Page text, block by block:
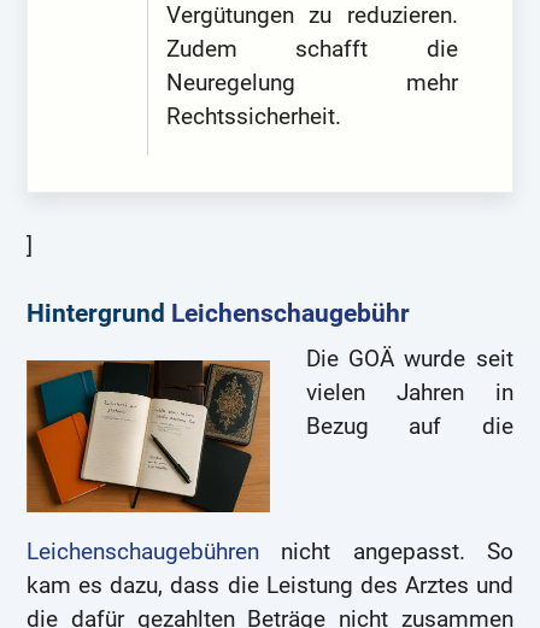
Vergütungen zu reduzieren.
Zudem schafft die
Neuregelung mehr
Rechtssicherheit.
]
Hintergrund Leichenschaugebühr
Die GOÄ wurde seit
vielen Jahren in
Bezug auf die
Leichenschaugebühren nicht angepasst. So
kam es dazu, dass die Leistung des Arztes und
die dafür gezahlten Beträge nicht zusammen